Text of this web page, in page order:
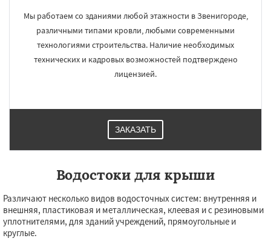
Мы работаем со зданиями любой этажности в Звенигороде,
различными типами кровли, любыми современными
технологиями строительства. Наличие необходимых
технических и кадровых возможностей подтверждено
лицензией.
ЗАКАЗАТЬ
Водостоки для крыши
Различают несколько видов водосточных систем: внутренняя и
внешняя, пластиковая и металлическая, клеевая и с резиновыми
уплотнителями, для зданий учреждений, прямоугольные и
круглые.